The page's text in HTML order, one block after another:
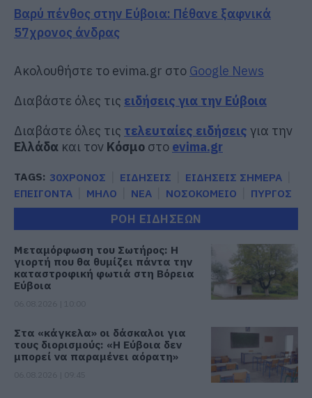
Βαρύ πένθος στην Εύβοια: Πέθανε ξαφνικά
57χρονος άνδρας
Ακολουθήστε το evima.gr στο Google News
Διαβάστε όλες τις ειδήσεις για την Εύβοια
Διαβάστε όλες τις τελευταίες ειδήσεις για την
Ελλάδα και τον Κόσμο στο evima.gr
TAGS: 30ΧΡΟΝΟΣ ΕΙΔΗΣΕΙΣ
ΕΙΔΗΣΕΙΣ ΣΗΜΕΡΑ
ΕΠΕΙΓΟΝΤΑ
ΜΗΛΟ ΝΕΑ ΝΟΣΟΚΟΜΕΙΟ ΠΥΡΓΟΣ
ΡΟΗ ΕΙΔΗΣΕΩΝ
Μεταμόρφωση του Σωτήρος: Η
γιορτή που θα θυμίζει πάντα την
καταστροφική φωτιά στη Βόρεια
Εύβοια
Στα «κάγκελα» οι δάσκαλοι για
τους διορισμούς: «Η Εύβοια δεν
μπορεί να παραμένει αόρατη»